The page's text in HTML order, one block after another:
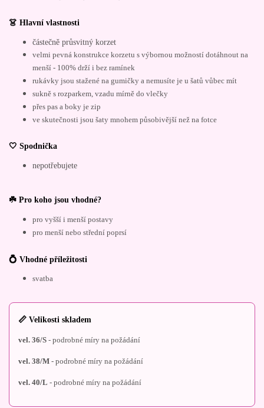
👗 Hlavní vlastnosti
částečně průsvitný korzet
velmi pevná konstrukce korzetu s výbornou možností dotáhnout na
menší - 100% drží i bez ramínek
rukávky jsou stažené na gumičky a nemusíte je u šatů vůbec mít
sukně s rozparkem, vzadu mírně do vlečky
přes pas a boky je zip
ve skutečnosti jsou šaty mnohem působivější než na fotce
🤍 Spodnička
nepotřebujete
☘️ Pro koho jsou vhodné?
pro vyšší i menší postavy
pro menší nebo střední poprsí
💍 Vhodné příležitosti
svatba
📏 Velikosti skladem
vel. 36/S - podrobné míry na požádání
vel. 38/M - podrobné míry na požádání
vel. 40/L - podrobné míry na požádání